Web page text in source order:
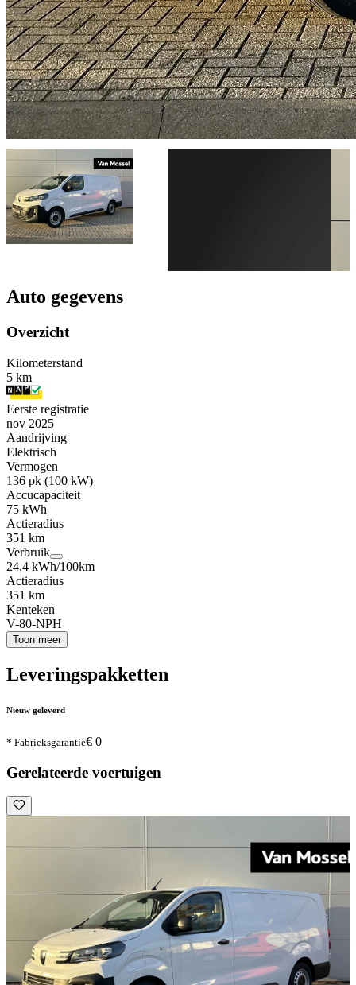
Auto gegevens
Overzicht
Kilometerstand
5 km
Eerste registratie
nov 2025
Aandrijving
Elektrisch
Vermogen
136 pk (100 kW)
Accucapaciteit
75 kWh
Actieradius
351 km
Verbruik
24,4 kWh/100km
Actieradius
351 km
Kenteken
V-80-NPH
Toon meer
Leveringspakketten
Nieuw geleverd
* Fabrieksgarantie€ 0
Gerelateerde voertuigen